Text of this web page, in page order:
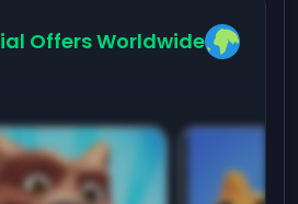
Offers Worldwide